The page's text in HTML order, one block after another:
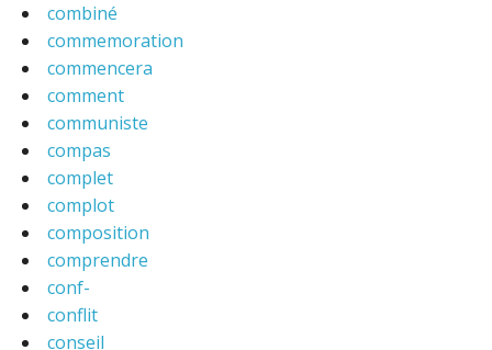
combiné
commemoration
commencera
comment
communiste
compas
complet
complot
composition
comprendre
conf-
conflit
conseil